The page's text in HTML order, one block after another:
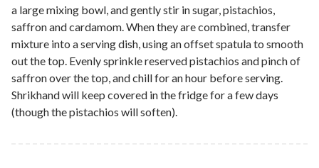
a large mixing bowl, and gently stir in sugar, pistachios,
saffron and cardamom. When they are combined, transfer
mixture into a serving dish, using an offset spatula to smooth
out the top. Evenly sprinkle reserved pistachios and pinch of
saffron over the top, and chill for an hour before serving.
Shrikhand will keep covered in the fridge for a few days
(though the pistachios will soften).